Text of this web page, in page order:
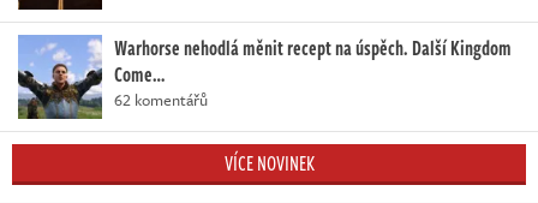
Warhorse nehodlá měnit recept na úspěch. Další Kingdom
Come…
62 komentářů
VÍCE NOVINEK